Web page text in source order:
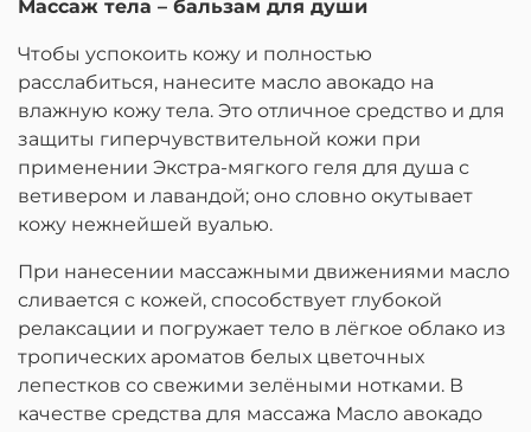
Массаж тела – бальзам для души
Чтобы успокоить кожу и полностью
расслабиться, нанесите масло авокадо на
влажную кожу тела. Это отличное средство и для
защиты гиперчувствительной кожи при
применении Экстра-мягкого геля для душа с
ветивером и лавандой; оно словно окутывает
кожу нежнейшей вуалью.
При нанесении массажными движениями масло
сливается с кожей, способствует глубокой
релаксации и погружает тело в лёгкое облако из
тропических ароматов белых цветочных
лепестков со свежими зелёными нотками. В
качестве средства для массажа Масло авокадо